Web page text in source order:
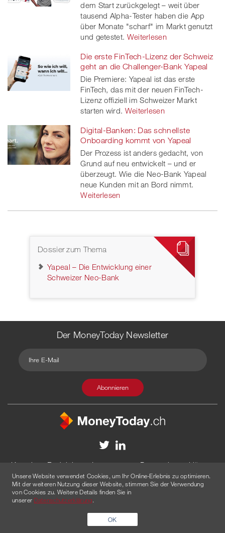
dem Start zurückgelegt – weit über
tausend Alpha-Tester haben die App
über Monate "scharf" im Markt genutzt
und getestet. Weiterlesen
Die erste FinTech-Lizenz der Schweiz
geht an die Challenger-Bank Yapeal
Die Premiere: Yapeal ist das erste
FinTech, das mit der neuen FinTech-
Lizenz offiziell im Schweizer Markt
starten wird. Weiterlesen
Digital-Banken: Das schnellste
Onboarding kommt von Yapeal
Der Prozess ist anders gedacht, von
Grund auf neu entwickelt – und er
überzeugt. Wie die Neo-Bank Yapeal
neue Kunden mit an Bord nimmt.
Weiterlesen
Dossier zum Thema
Yapeal – Die Entwicklung einer
Schweizer Neo-Bank
Der MoneyToday Newsletter
Kontakt Redaktion Impressum
Datenschutzerklärung
Disclaimer
Werbung
© 2026 Created byAGENTUR AM WASSER
Unsere Website verwendet Cookies, um Ihr Online-Erlebnis zu optimieren.
Mit der weiteren Nutzung dieser Website, stimmen Sie der Verwendung
von Cookies zu. Weitere Details finden Sie in
unserer Datenschutzerklärung.
OK